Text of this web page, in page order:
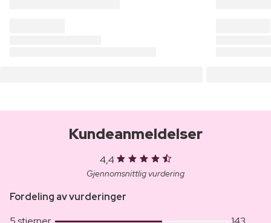
Kundeanmeldelser
4,4
Gjennomsnittlig vurdering
Fordeling av vurderinger